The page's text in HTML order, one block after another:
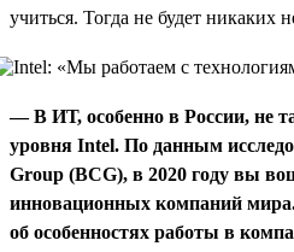
учиться. Тогда не будет
— В ИТ, особенно в России, не
уровня Intel. По данным
Group (BCG), в 2020 году вы
инновационных компаний
об особенностях работы в